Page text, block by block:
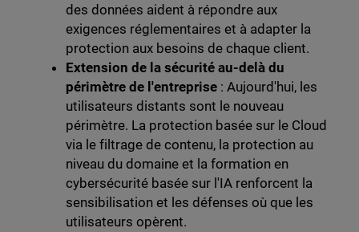
des données aident à répondre aux
exigences réglementaires et à adapter la
protection aux besoins de chaque client.
Extension de la sécurité au-delà du
périmètre de l'entreprise: Aujourd'hui, les
utilisateurs distants sont le nouveau
périmètre. La protection basée sur le Cloud
via le filtrage de contenu, la protection au
niveau du domaine et la formation en
cybersécurité basée sur l'IA renforcent la
sensibilisation et les défenses où que les
utilisateurs opèrent.